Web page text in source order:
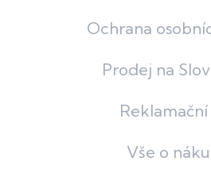
Ochrana
Prodej na
Vše o